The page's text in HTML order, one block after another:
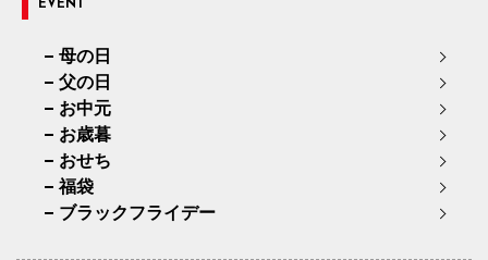
EVENT
母の日
父の日
お中元
お歳暮
おせち
福袋
ブラックフライデー